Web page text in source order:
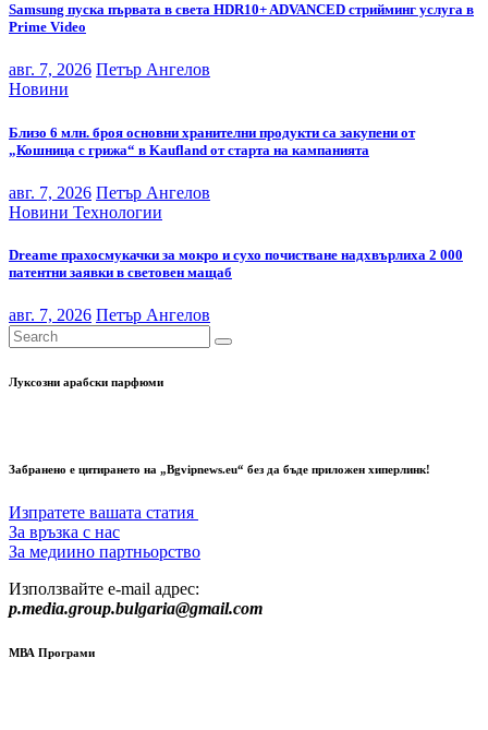
Samsung пуска първата в света HDR10+ ADVANCED стрийминг услуга в
Prime Video
авг. 7, 2026 Петър Ангелов
Новини
Близо 6 млн. броя основни хранителни продукти са закупени от
„Кошница с грижа“ в Kaufland от старта на кампанията
авг. 7, 2026 Петър Ангелов
Новини Технологии
Dreame прахосмукачки за мокро и сухо почистване надхвърлиха 2 000
патентни заявки в световен мащаб
авг. 7, 2026 Петър Ангелов
Луксозни арабски парфюми
Забранено е цитирането на „Bgvipnews.eu“ без да бъде приложен хиперлинк!
Изпратете вашата статия
За връзка с нас
За медиино партньорство
Използвайте e-mail адрес:
p.media.group.bulgaria@gmail.com
МВА Програми